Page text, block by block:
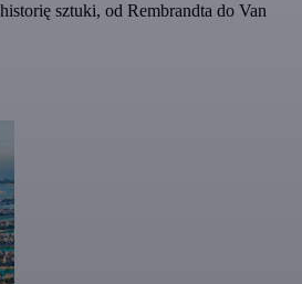
sztuki, od Rembrandta do Van